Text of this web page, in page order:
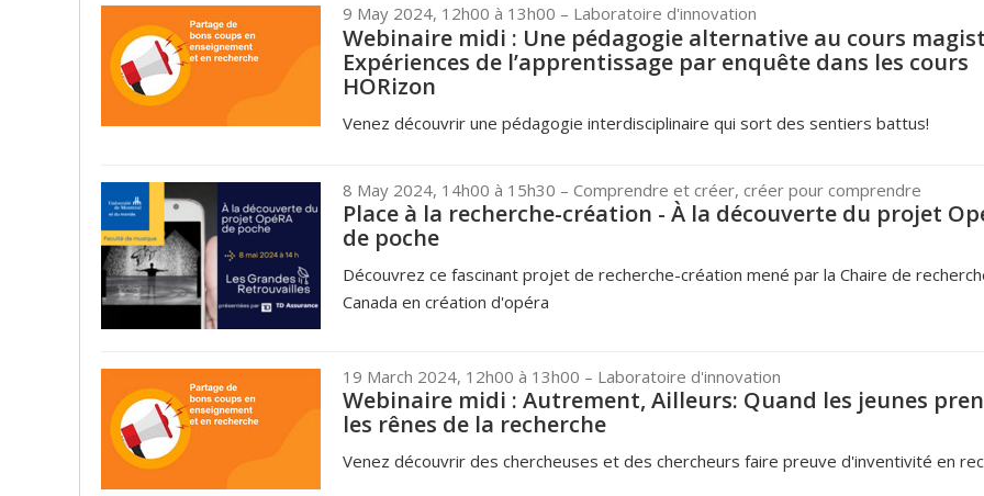
9 May 2024, 12h00 à 13h00 – Laboratoire d'innovation
Webinaire midi : Une pédagogie alternative au cours
Expériences de l’apprentissage par enquête dans les cours
HORizon
Venez découvrir une pédagogie interdisciplinaire qui sort des sentiers battus!
8 May 2024, 14h00 à 15h30 – Comprendre et créer, créer pour comprendre
Place à la recherche-création - À la découverte du projet
de poche
Découvrez ce fascinant projet de recherche-création mené par la Chaire de
Canada en création d'opéra
19 March 2024, 12h00 à 13h00 – Laboratoire d'innovation
Webinaire midi : Autrement, Ailleurs: Quand les jeunes
les rênes de la recherche
Venez découvrir des chercheuses et des chercheurs faire preuve d'inventivité en